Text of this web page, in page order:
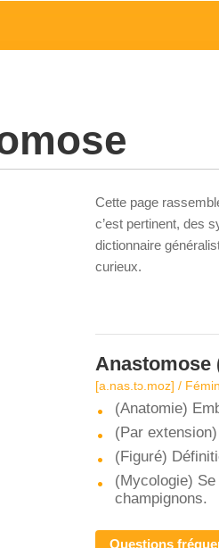
Cette page
c’est pertinent, des
dictionnaire
curieux.
Anastomose
[a.nas.tɔ.moz] /
(Anatomie)
(Par
(Figuré)
(Mycologie)
champignons.
Questions